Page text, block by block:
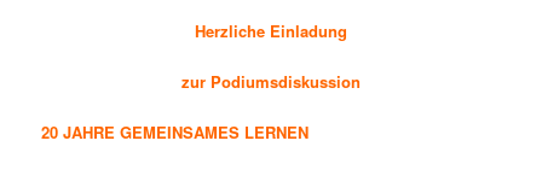
Herzliche Einladung
zur Podiumsdiskussion
20JAHRE GEMEINSAMES LERNEN